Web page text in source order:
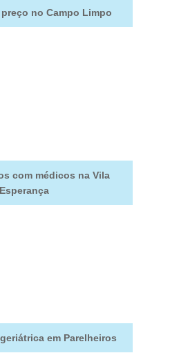
no Campo Limpo
com médicos na Vila
Esperança
em Parelheiros